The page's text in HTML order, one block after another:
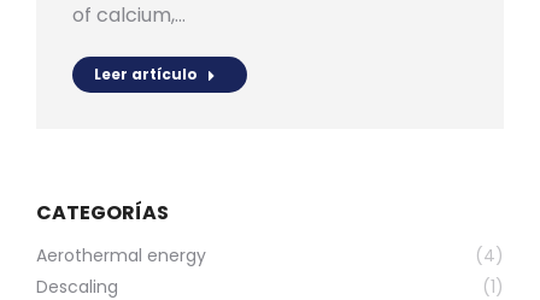
of calcium,…
Leer artículo
CATEGORÍAS
Aerothermal energy
(4)
Descaling
(1)